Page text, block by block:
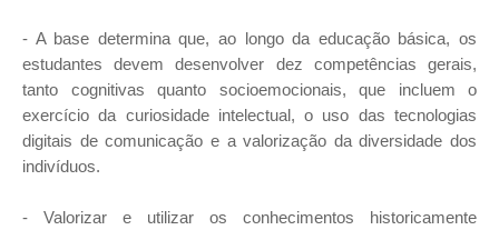
- A base determina que, ao longo da educação básica, os
estudantes devem desenvolver dez competências gerais,
tanto cognitivas quanto socioemocionais, que incluem o
exercício da curiosidade intelectual, o uso das tecnologias
digitais de comunicação e a valorização da diversidade dos
indivíduos.
- Valorizar e utilizar os conhecimentos historicamente